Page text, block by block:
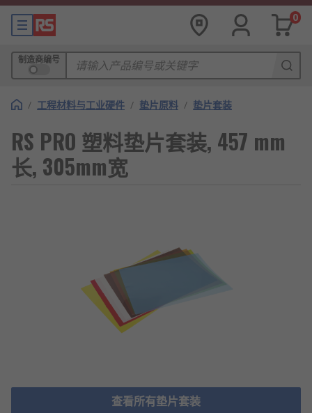
0
制造商编号
/ 工程材料与工业硬件 / 垫片原料 / 垫片套装
RS PRO 塑料垫片套装, 457 mm
长, 305mm宽
查看所有垫片套装